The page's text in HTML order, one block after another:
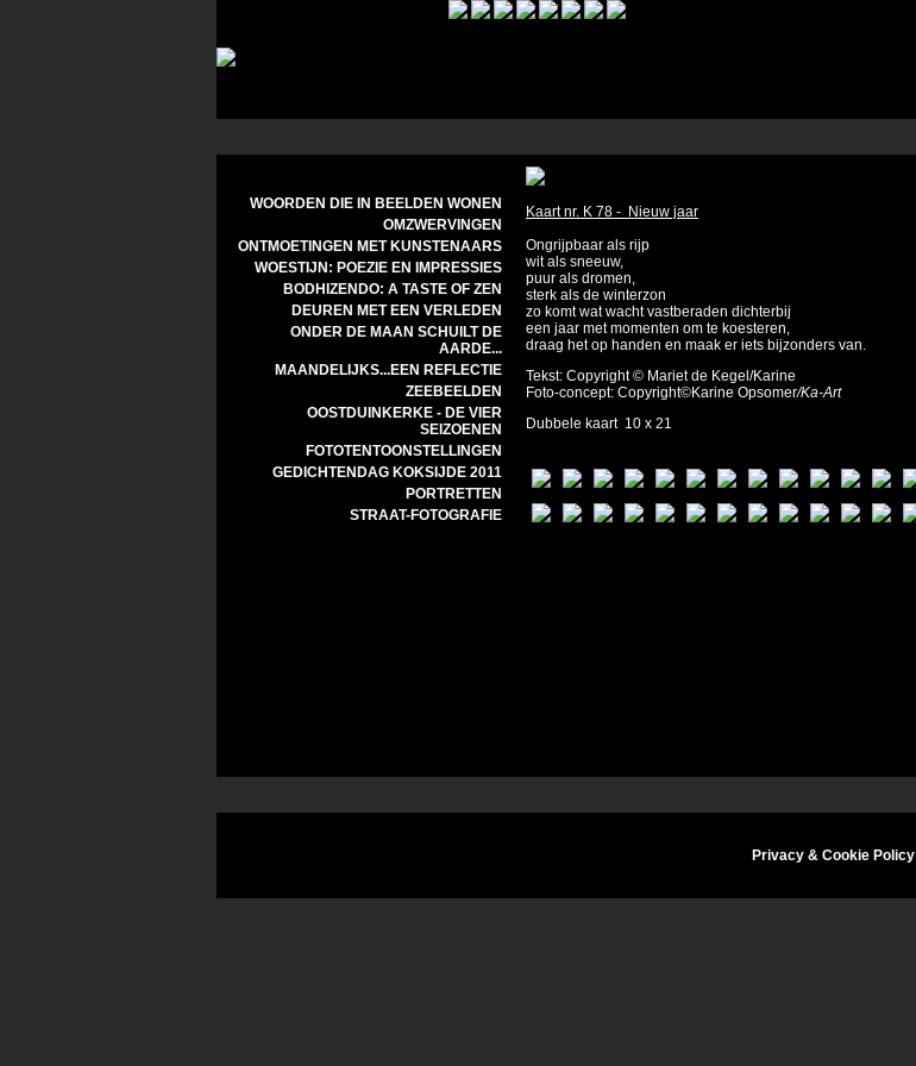
WOORDEN DIE IN BEELDEN WONEN
OMZWERVINGEN
ONTMOETINGEN MET KUNSTENAARS
WOESTIJN: POEZIE EN IMPRESSIES
BODHIZENDO: A TASTE OF ZEN
DEUREN MET EEN VERLEDEN
ONDER DE MAAN SCHUILT DE
AARDE...
MAANDELIJKS...EEN REFLECTIE
ZEEBEELDEN
OOSTDUINKERKE - DE VIER
SEIZOENEN
FOTOTENTOONSTELLINGEN
GEDICHTENDAG KOKSIJDE 2011
PORTRETTEN
STRAAT-FOTOGRAFIE
Kaart nr. K 78 - Nieuw jaar
Ongrijpbaar als rijp
wit als sneeuw,
puur als dromen,
sterk als de winterzon
zo komt wat wacht vastberaden dichterbij
een jaar met momenten om te koesteren,
draag het op handen en maak er iets bijzonders van.
Tekst: Copyright © Mariet de Kegel/Karine
Foto-concept: Copyright©Karine Opsomer/Ka-Art
Dubbele kaart 10 x 21
Privacy & Cookie Policy